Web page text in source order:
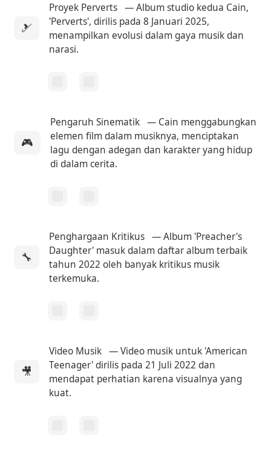
🎿
Proyek Perverts — Album studio kedua Cain,
'Perverts', dirilis pada 8 Januari 2025,
menampilkan evolusi dalam gaya musik dan
narasi.
🎮
Pengaruh Sinematik — Cain menggabungkan
elemen film dalam musiknya, menciptakan
lagu dengan adegan dan karakter yang hidup
di dalam cerita.
🔧
Penghargaan Kritikus — Album 'Preacher's
Daughter' masuk dalam daftar album terbaik
tahun 2022 oleh banyak kritikus musik
terkemuka.
🎥
Video Musik — Video musik untuk 'American
Teenager' dirilis pada 21 Juli 2022 dan
mendapat perhatian karena visualnya yang
kuat.